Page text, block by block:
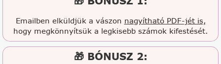
Emailben elküldjük a vászon nagyítható PDF-jét is,
hogy megkönnyítsük a legkisebb számok kifestését.
🎁 BÓNUSZ 2: